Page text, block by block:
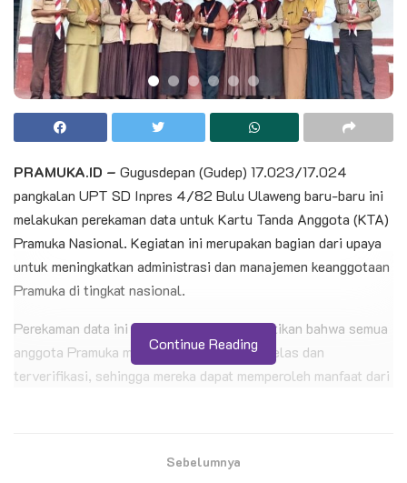
PRAMUKA.ID – Gugusdepan (Gudep) 17.023/17.024
pangkalan UPT SD Inpres 4/82 Bulu Ulaweng baru-baru ini
melakukan perekaman data untuk Kartu Tanda Anggota (KTA)
Pramuka Nasional. Kegiatan ini merupakan bagian dari upaya
untuk meningkatkan administrasi dan manajemen keanggotaan
Pramuka di tingkat nasional.
Perekaman data ini dilakukan untuk memastikan bahwa semua
anggota Pramuka memiliki identitas yang jelas dan
terverifikasi, sehingga mereka dapat memperoleh manfaat dari
Continue Reading
Sebelumnya